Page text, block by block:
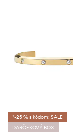
*-25 % s kódom: SALE
DARČEKOVÝ BOX